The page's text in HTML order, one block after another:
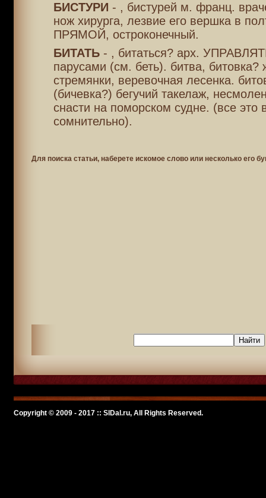
БИСТУРИ - , бистурей м. франц.
нож хирурга, лезвие его вершка в
ПРЯМОЙ, остроконечный.
БИТАТЬ- , битаться? арх.
парусами (см. беть). битва, битовка?
стремянки, веревочная лесенка.
(бичевка?) бегучий такелаж,
снасти на поморском судне. (все это
сомнительно).
Для поиска статьи, наберете искомое слово или несколько его
Copyright © 2009 - 2017 :: SlDal.ru, All Rights Reserved.